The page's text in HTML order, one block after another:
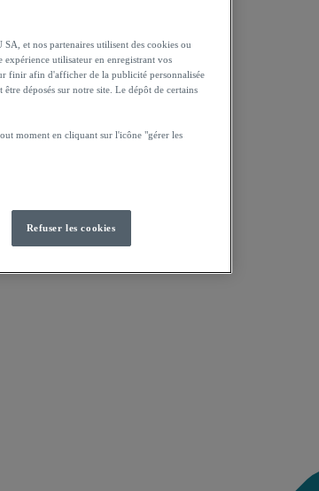
et nos partenaires utilisent des cookies ou
utilisateur en enregistrant vos
finir afin d'afficher de la publicité personnalisée
déposés sur notre site. Le dépôt de certains
moment en cliquant sur l'icône "gérer les
Refuser les cookies